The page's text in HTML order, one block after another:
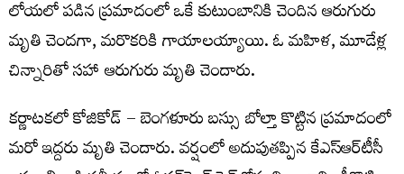
లోయలో పడిన ప్రమాదంలో ఒకే కుటుంబానికి చెందిన ఆరుగురు
మృతి చెందగా, మరొకరికి గాయాలయ్యాయి. ఓ మహిళ, మూడేళ్ల
చిన్నారితో సహా ఆరుగురు మృతి చెందారు.
కర్ణాటకలో కోజికోడ్‌ – బెంగళూరు బస్సు బోల్తా కొట్టిన ప్రమాదంలో
మరో ఇద్దరు మృతి చెందారు. వర్షంలో అదుపుతప్పిన కేఎస్‌ఆర్‌టీసీ